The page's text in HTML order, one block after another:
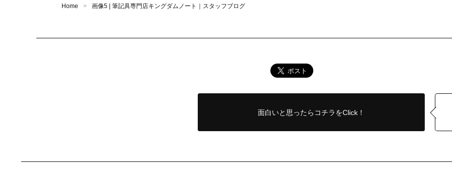
Home 画像5 | 筆記具専門店キングダムノート｜スタッフブログ
面白いと思ったら コチラをClick！